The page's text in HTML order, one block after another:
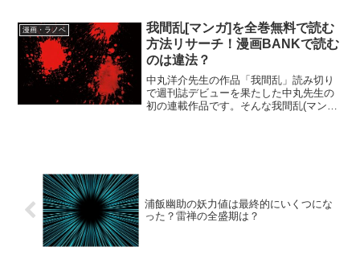
から追放されたその治癒師、実は最強に
つき(漫画)を無料で全巻...
漫画・ラノベ
我間乱[マンガ]を全巻無料で読む
方法リサーチ！漫画BANKで読む
のは違法？
中丸洋介先生の作品「我間乱」読み切り
で週刊誌デビューを果たした中丸先生の
初の連載作品です。そんな我間乱(マンガ)
浦飯幽助の妖力値は最終的にいくつにな
った？雷禅の全盛期は？